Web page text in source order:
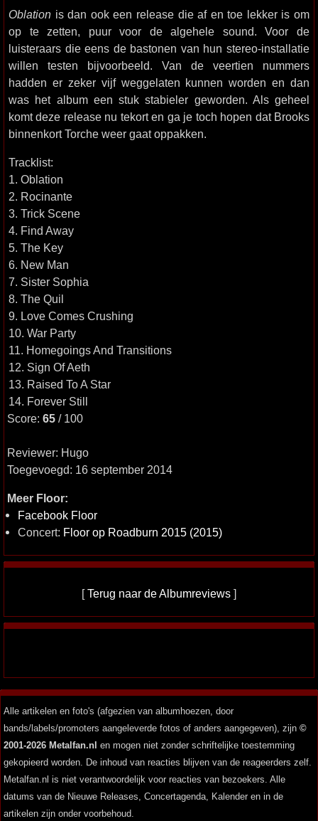
Oblation is dan ook een release die af en toe lekker is om
op te zetten, puur voor de algehele sound. Voor de
luisteraars die eens de bastonen van hun stereo-installatie
willen testen bijvoorbeeld. Van de veertien nummers
hadden er zeker vijf weggelaten kunnen worden en dan
was het album een stuk stabieler geworden. Als geheel
komt deze release nu tekort en ga je toch hopen dat Brooks
binnenkort Torche weer gaat oppakken.
Tracklist:
1. Oblation
2. Rocinante
3. Trick Scene
4. Find Away
5. The Key
6. New Man
7. Sister Sophia
8. The Quil
9. Love Comes Crushing
10. War Party
11. Homegoings And Transitions
12. Sign Of Aeth
13. Raised To A Star
14. Forever Still
Score: 65 / 100
Reviewer: Hugo
Toegevoegd: 16 september 2014
Meer Floor:
Facebook Floor
Concert: Floor op Roadburn 2015 (2015)
[Terug naar de Albumreviews ]
Alle artikelen en foto's (afgezien van albumhoezen, door
bands/labels/promoters aangeleverde fotos of anders aangegeven), zijn ©
2001-2026 Metalfan.nl en mogen niet zonder schriftelijke toestemming
gekopieerd worden. De inhoud van reacties blijven van de reageerders zelf.
Metalfan.nl is niet verantwoordelijk voor reacties van bezoekers. Alle
datums van de Nieuwe Releases, Concertagenda, Kalender en in de
artikelen zijn onder voorbehoud.